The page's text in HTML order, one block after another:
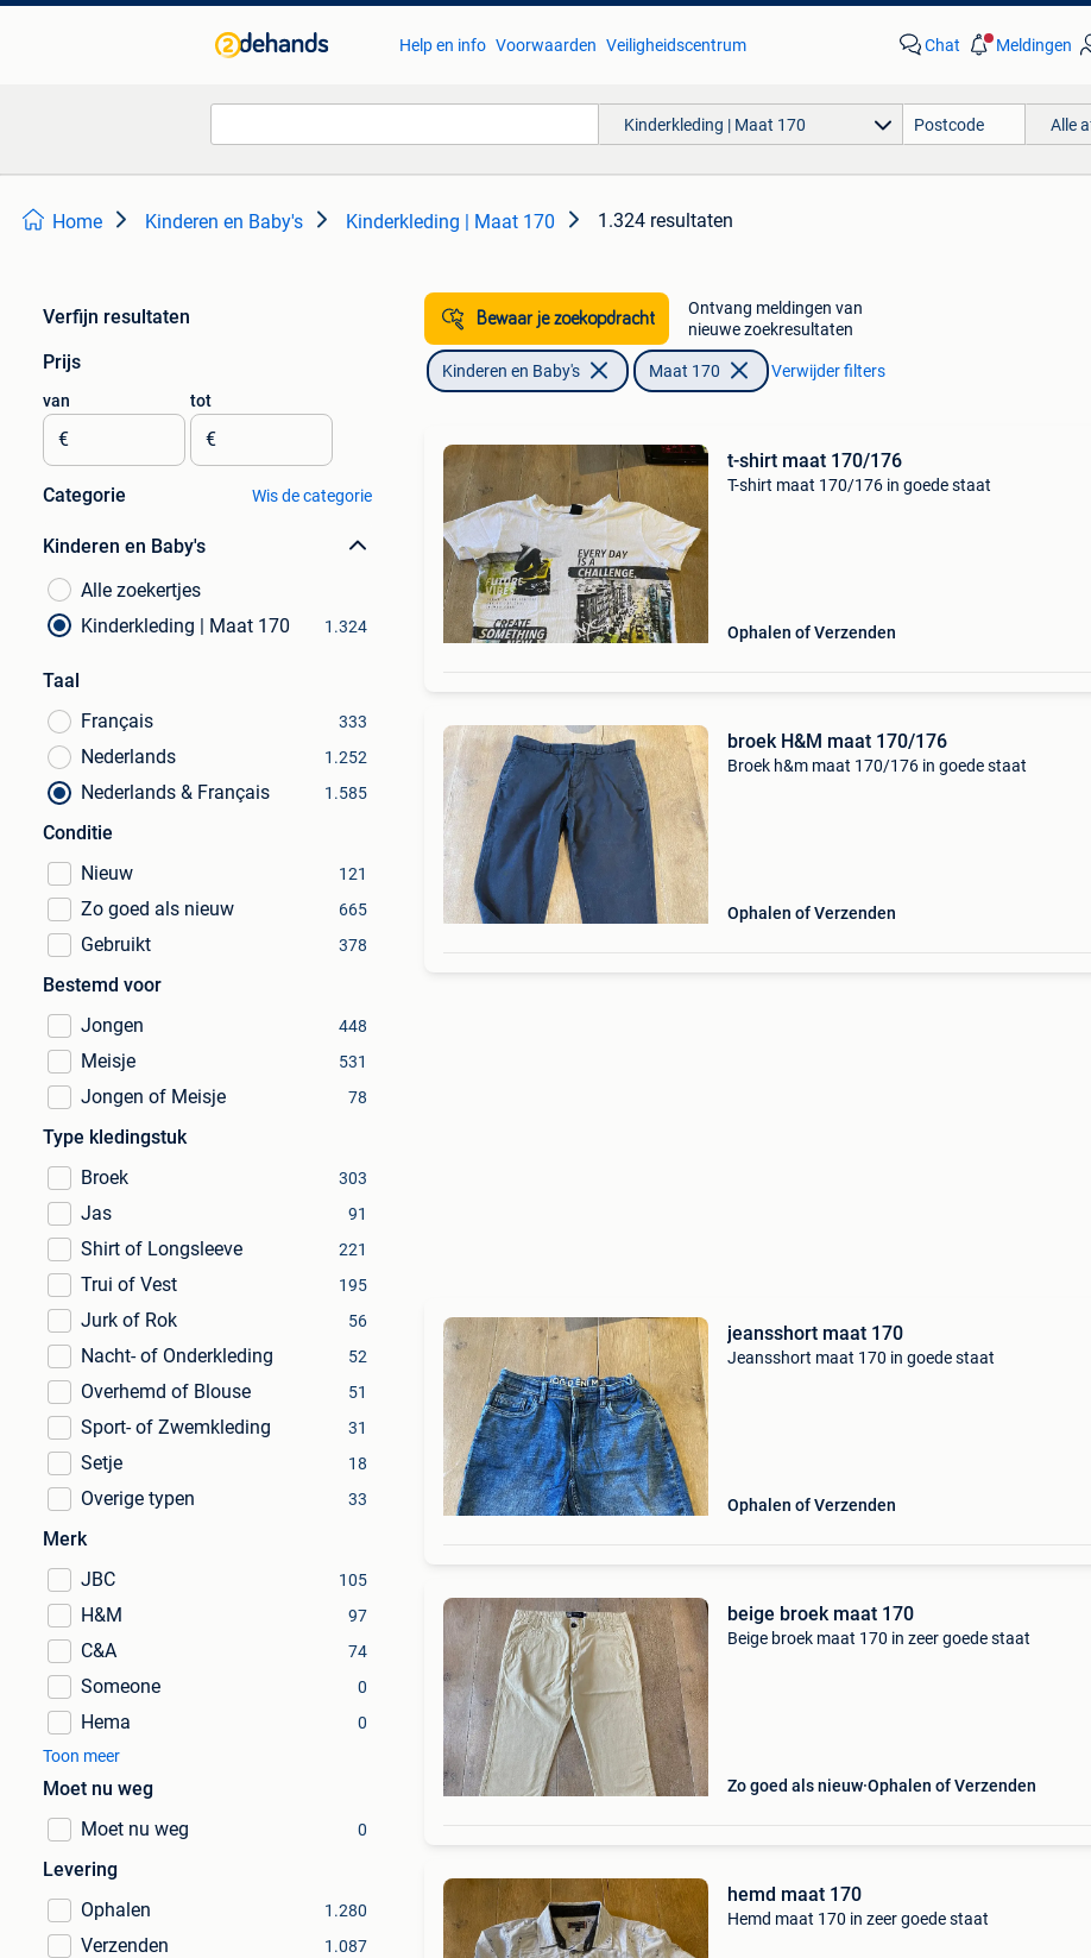
Help en info Voorwaarden Veiligheidscentrum Chat Meldingen
Kinderkleding | Maat 170 Alle
Home Kinderen en Baby's Kinderkleding | Maat 170 1.324 resultaten
Verfijn resultaten
Prijs
van
€
tot
€
Categorie Wis de categorie
Kinderen en Baby's
Alle zoekertjes
Kinderkleding | Maat 170
1.324
Taal
Français
333
Nederlands 1.252
Nederlands & Français 1.585
Conditie
Nieuw
121
Zo goed als nieuw 665
Gebruikt 378
Bestemd voor
Jongen
448
Meisje 531
Jongen of Meisje 78
Type kledingstuk
Broek
303
Jas 91
Shirt of Longsleeve 221
Trui of Vest 195
Jurk of Rok 56
Nacht- of Onderkleding 52
Overhemd of Blouse 51
Sport- of Zwemkleding 31
Setje 18
Overige typen 33
Merk
JBC
105
H&M 97
C&A 74
Someone 0
Hema
0
Toon meer
Moet nu weg
Moet nu weg
0
Levering
Ophalen
1.280
Verzenden 1.087
Bewaar je zoekopdracht
Ontvang meldingen van
nieuwe zoekresultaten
Kinderen en Baby's Maat 170 Verwijder filters
t-shirt maat 170/176
T-shirt maat 170/176 in goede staat
Ophalen of Verzenden
broek H&M maat 170/176
Broek h&m maat 170/176 in goede staat
Ophalen of Verzenden
jeansshort maat 170
Jeansshort maat 170 in goede staat
Ophalen of Verzenden
beige broek maat 170
Beige broek maat 170 in zeer goede staat
Zo goed als nieuw Ophalen of Verzenden
hemd maat 170
Hemd maat 170 in zeer goede staat